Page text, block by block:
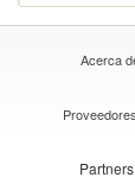
Acerca